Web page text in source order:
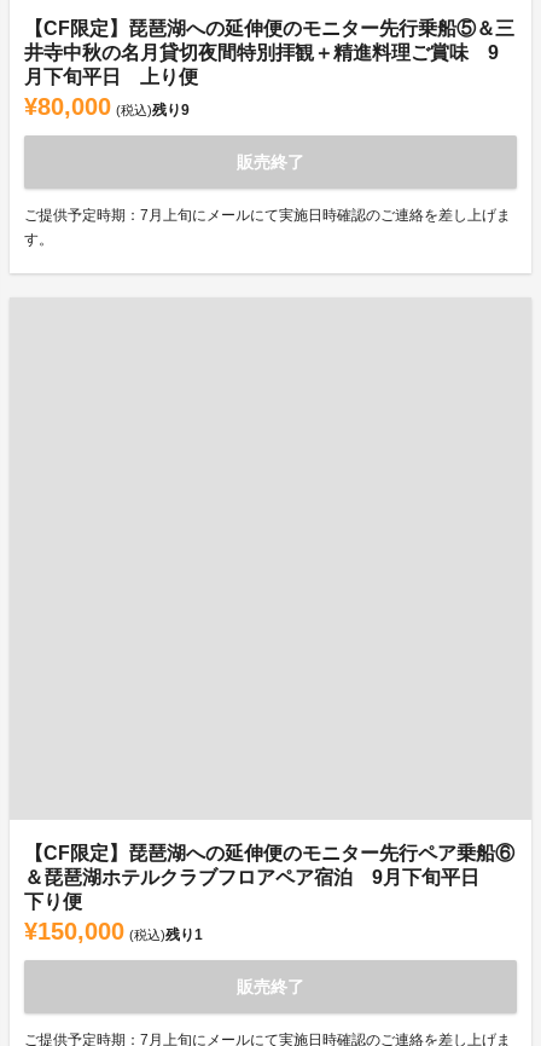
【CF限定】琵琶湖への延伸便のモニター先行乗船⑤＆三
井寺中秋の名月貸切夜間特別拝観＋精進料理ご賞味 9
月下旬平日 上り便
¥80,000 (税込)残り9
販売終了
ご提供予定時期：7月上旬にメールにて実施日時確認のご連絡を差し上げま
す。
【CF限定】琵琶湖への延伸便のモニター先行ペア乗船⑥
＆琵琶湖ホテルクラブフロアペア宿泊 9月下旬平日
下り便
¥150,000 (税込)残り1
販売終了
ご提供予定時期：7月上旬にメールにて実施日時確認のご連絡を差し上げま